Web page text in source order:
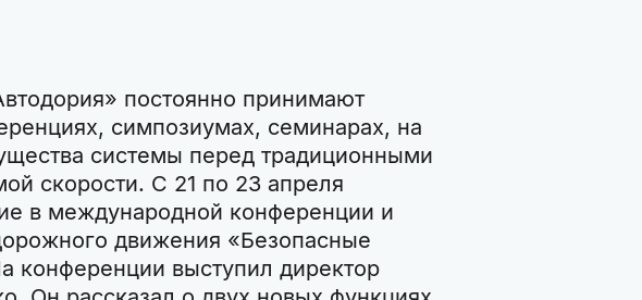
постоянно принимают
симпозиумах, семинарах, на
системы перед традиционными
скорости. С 21 по 23 апреля
в международной конференции и
движения «Безопасные
конференции выступил директор